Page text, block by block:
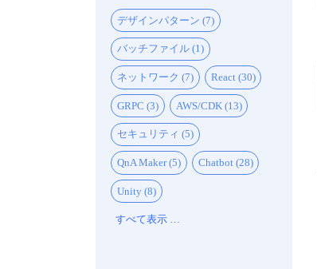
デザインパターン (7)
バッチファイル (1)
ネットワーク (7) React (30)
GRPC (3) AWS/CDK (13)
セキュリティ (5)
QnA Maker (5) Chatbot (28)
Unity (8)
すべて表示 …